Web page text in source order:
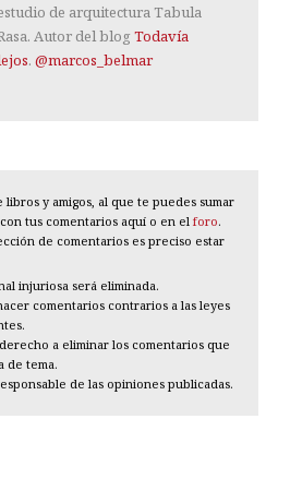
de arquitectura Tabula
Autor del blog Todavía
. @marcos_belmar
y amigos, al que te puedes sumar
tus comentarios aquí o en el foro.
de comentarios es preciso estar
injuriosa será eliminada.
comentarios contrarios a las leyes
a eliminar los comentarios que
de tema.
de las opiniones publicadas.